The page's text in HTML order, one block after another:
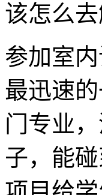
该怎么
参加室
最迅速
门专业
子，能